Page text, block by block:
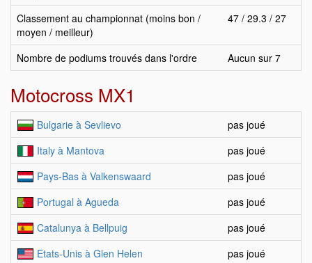
Classement au championnat (moins bon /
moyen / meilleur)
47 / 29.3 / 27
Nombre de podiums trouvés dans l'ordre Aucun sur 7
Motocross MX1
Bulgarie à Sevlievo
pas joué
Italy à Mantova
pas joué
Pays-Bas à Valkenswaard
pas joué
Portugal à Agueda
pas joué
Catalunya à Bellpuig
pas joué
Etats-Unis à Glen Helen
pas joué